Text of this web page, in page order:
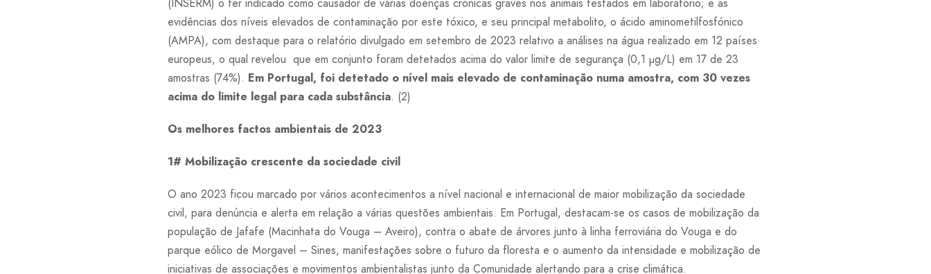
(INSERM) o ter indicado como causador de várias doenças crónicas graves nos animais testados em laboratório; e as
evidências dos níveis elevados de contaminação por este tóxico, e seu principal metabolito, o ácido aminometilfosfónico
(AMPA), com destaque para o relatório divulgado em setembro de 2023 relativo a análises na água realizado em 12 países
europeus, o qual revelou que em conjunto foram detetados acima do valor limite de segurança (0,1 μg/L) em 17 de 23
amostras (74%). Em Portugal, foi detetado o nível mais elevado de contaminação numa amostra, com 30 vezes
acima do limite legal para cada substância. (2)
Os melhores factos ambientais de 2023
1# Mobilização crescente da sociedade civil
O ano 2023 ficou marcado por vários acontecimentos a nível nacional e internacional de maior mobilização da sociedade
civil, para denúncia e alerta em relação a várias questões ambientais. Em Portugal, destacam-se os casos de mobilização da
população de Jafafe (Macinhata do Vouga – Aveiro), contra o abate de árvores junto à linha ferroviária do Vouga e do
parque eólico de Morgavel – Sines, manifestações sobre o futuro da floresta e o aumento da intensidade e mobilização de
iniciativas de associações e movimentos ambientalistas junto da Comunidade alertando para a crise climática.